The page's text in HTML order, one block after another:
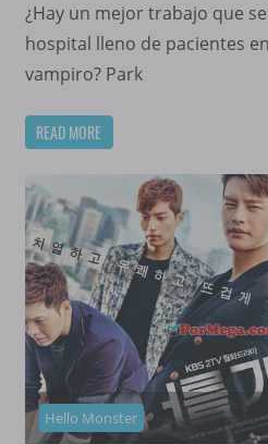
¿Hay un mejor trabajo que
hospital lleno de pacientes
vampiro? Park
READ MORE
Hello Monster